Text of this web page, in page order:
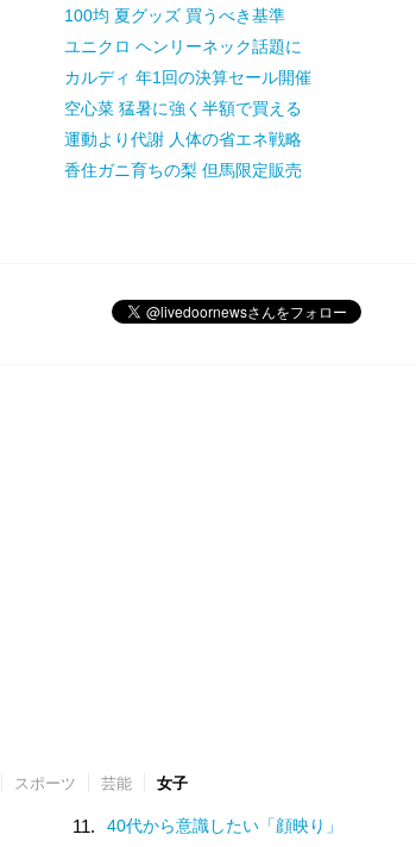
100均 夏グッズ 買うべき基準
ユニクロ ヘンリーネック話題に
カルディ 年1回の決算セール開催
空心菜 猛暑に強く半額で買える
運動より代謝 人体の省エネ戦略
香住ガニ育ちの梨 但馬限定販売
スポーツ 芸能 女子
11. 40代から意識したい「顔映り」